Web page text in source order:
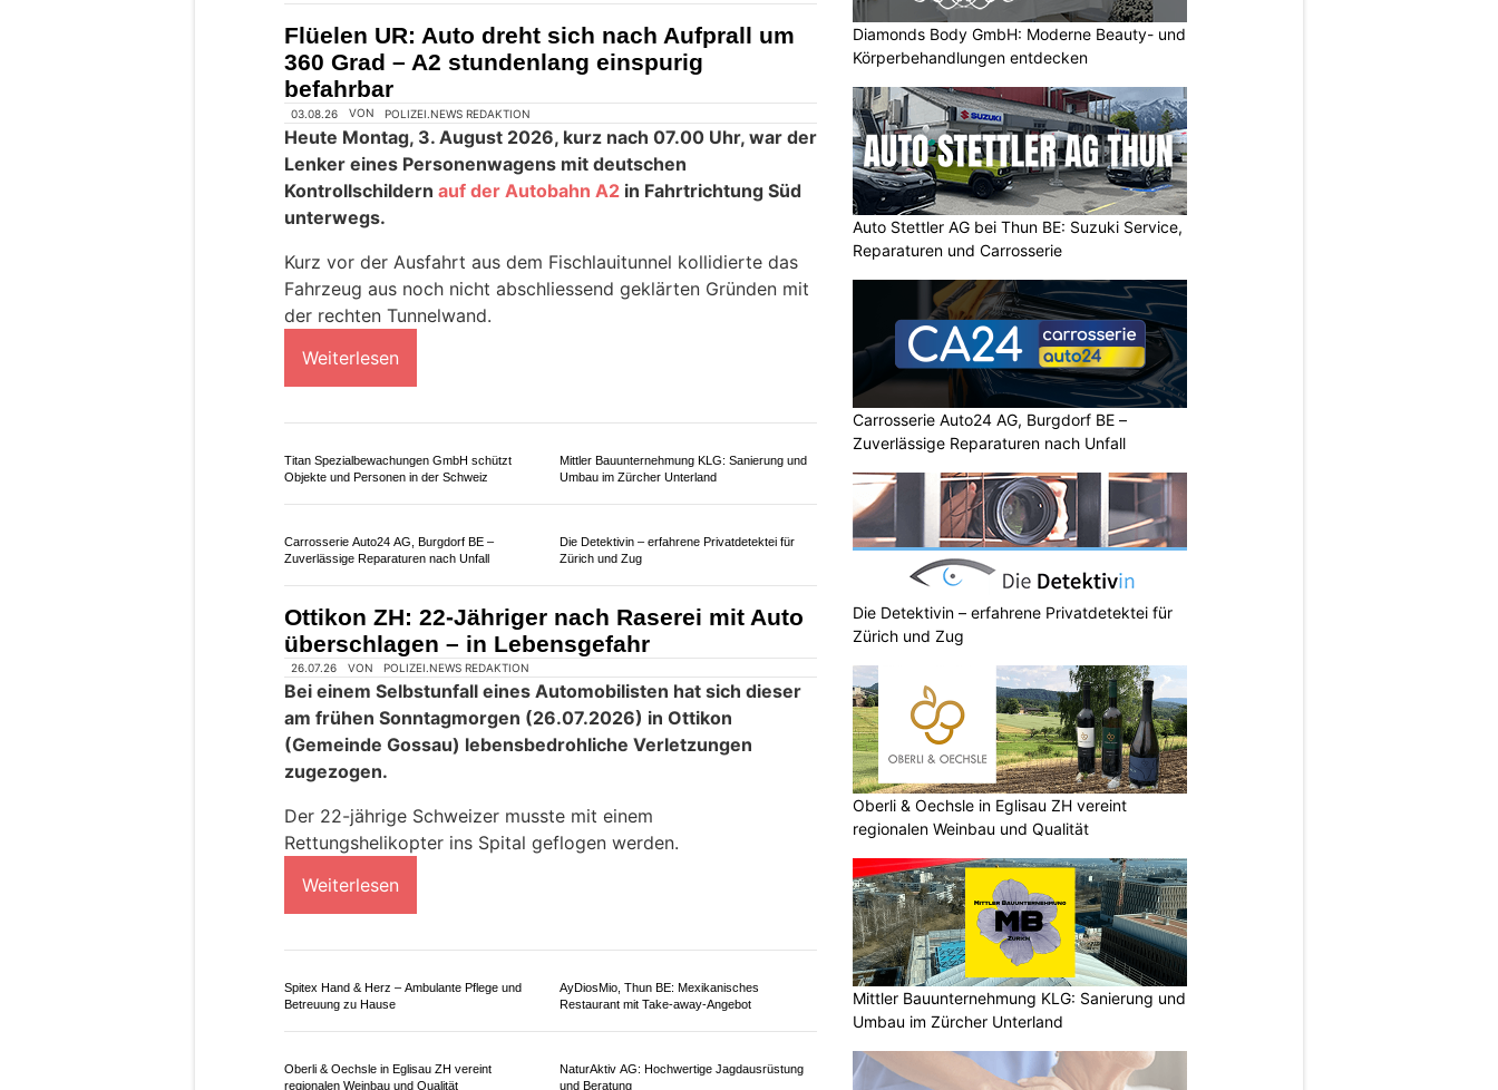
Basler Carrosseriewerk AG – Schnell, präzise
und kompetent bei Hagelschäden
Baaz Indian Restaurant in Aarau AG steht für
echte indische Küche
Solothurn SO: Flucht vor Polizeikontrolle
endet mit Totalschaden im Gibelintunnel
12.07.26 VON POLIZEI.NEWS REDAKTION
Im „Gibelintunnel“ in Solothurn hat sich am Sonntagmorgen,
12. Juli 2026, ein Selbstunfall mit einem Auto ereignet.
Zuvor hatte sich der Autolenker einer Polizeikontrolle
entzogen und fiel durch eine gefährliche Fahrweise auf. Die
Polizei sucht Zeugen.
Weiterlesen
Fassadendämmung und Innenausbau vom
Experten für Gipserarbeiten
Diamonds Body GmbH: Moderne Beauty- und
Körperbehandlungen entdecken
Auto Stettler AG bei Thun BE: Suzuki Service,
Reparaturen und Carrosserie
Carrosserie Auto24 AG, Burgdorf BE –
Zuverlässige Reparaturen nach Unfall
Die Detektivin – erfahrene Privatdetektei für
Zürich und Zug
Oberli & Oechsle in Eglisau ZH vereint
regionalen Weinbau und Qualität
Mittler Bauunternehmung KLG: Sanierung und
Umbau im Zürcher Unterland